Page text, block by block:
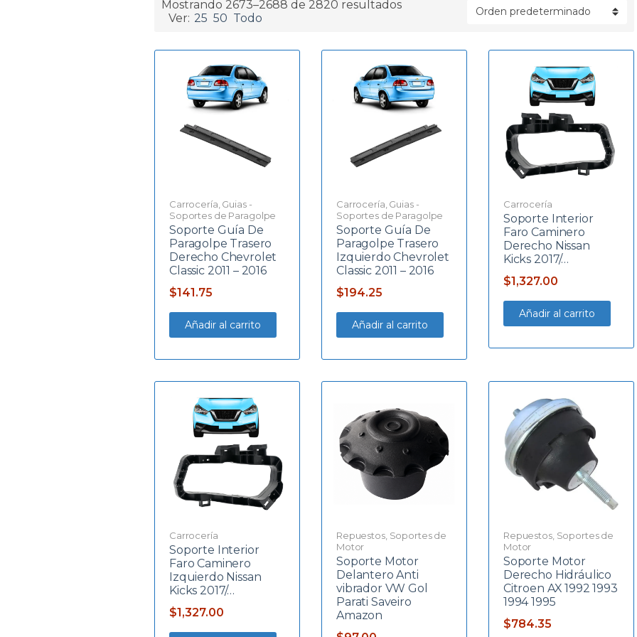
Mostrando 2673–2688 de 2820 resultados
Ver: 25 50 Todo
Carrocería Guias -
Soportes de Paragolpe
Soporte Guía De
Paragolpe Trasero
Derecho Chevrolet
Classic 2011 – 2016
$141.75
Añadir al carrito
Carrocería Guias -
Soportes de Paragolpe
Soporte Guía De
Paragolpe Trasero
Izquierdo Chevrolet
Classic 2011 – 2016
$194.25
Añadir al carrito
Carrocería
Soporte Interior
Faro Caminero
Derecho Nissan
Kicks 2017/…
$1,327.00
Añadir al carrito
Carrocería
Soporte Interior
Faro Caminero
Izquierdo Nissan
Kicks 2017/…
$1,327.00
Repuestos, Soportes de
Motor
Soporte Motor
Delantero Anti
vibrador VW Gol
Parati Saveiro
Amazon
Repuestos, Soportes de
Motor
Soporte Motor
Derecho Hidráulico
Citroen AX 1992 1993
1994 1995
$784.35